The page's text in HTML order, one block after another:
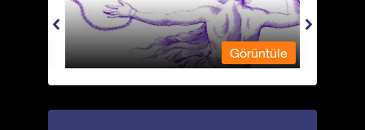
Görüntüle